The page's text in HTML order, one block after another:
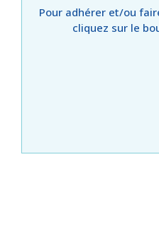
Pour adhérer et/ou
cliquez sur le